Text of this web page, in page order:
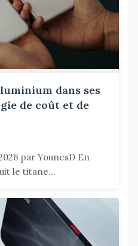
dans ses
de coût et de
par YounesD En
le titane...